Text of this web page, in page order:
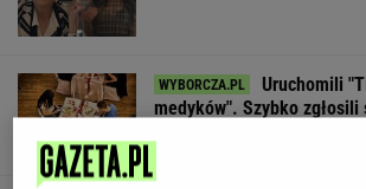
Uruchomili
medyków". Szybko
SUBSKRYPCJA